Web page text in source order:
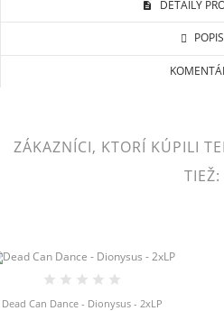
DETAILY
POPIS
ZÁKAZNÍCI, KTORÍ KÚPILI
TIEŽ:
Dead Can Dance - Dionysus - 2xLP